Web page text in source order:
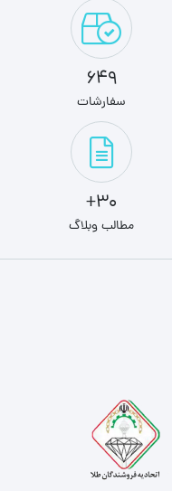
649
سفارشات
30+
مطالب وبلاگ